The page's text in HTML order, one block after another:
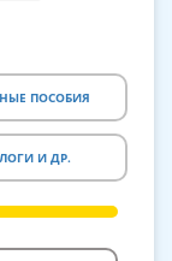
ПОСОБИЯ
И ДР.